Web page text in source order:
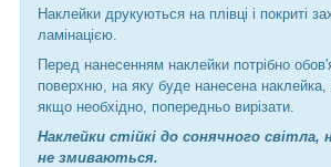
Наклейки друкуються на плівці і покриті
ламінацією.
Перед нанесенням наклейки потрібно
поверхню, на яку буде нанесена наклейка,
якщо необхідно, попередньо вирізати.
Наклейки стійкі до сонячного
не змиваються.